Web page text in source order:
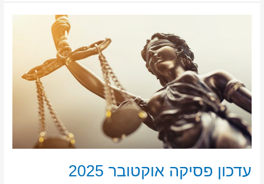
עדכון פסיקה אוקטובר 2025